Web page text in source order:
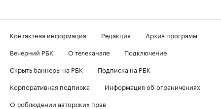
Контактная информация Редакция
Архив программ
Вечерний РБК
О телеканале
Подключение
Скрыть баннеры на РБК
Подписка на РБК
Корпоративная подписка
Информация об ограничениях
О соблюдении авторских прав